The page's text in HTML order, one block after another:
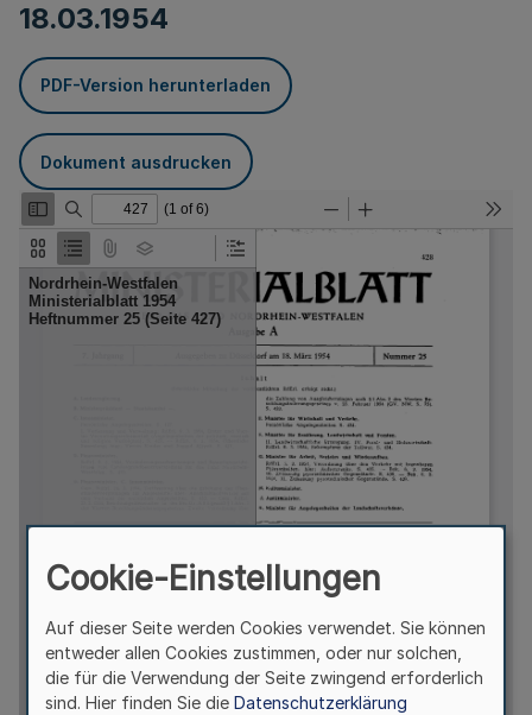
18.03.1954
PDF-Version herunterladen
Dokument ausdrucken
Cookie-Einstellungen
Auf dieser Seite werden Cookies verwendet. Sie können
entweder allen Cookies zustimmen, oder nur solchen,
die für die Verwendung der Seite zwingend erforderlich
sind. Hier finden Sie die Datenschutzerklärung